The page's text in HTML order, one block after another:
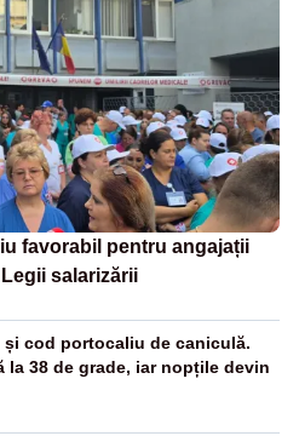
favorabil pentru angajații
salarizării
și cod portocaliu de caniculă.
la 38 de grade, iar nopțile devin